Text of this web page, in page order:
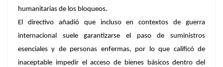
humanitarias de los bloqueos.
El directivo añadió que incluso en contextos de guerra
internacional suele garantizarse el paso de suministros
esenciales y de personas enfermas, por lo que calificó de
inaceptable impedir el acceso de bienes básicos dentro del